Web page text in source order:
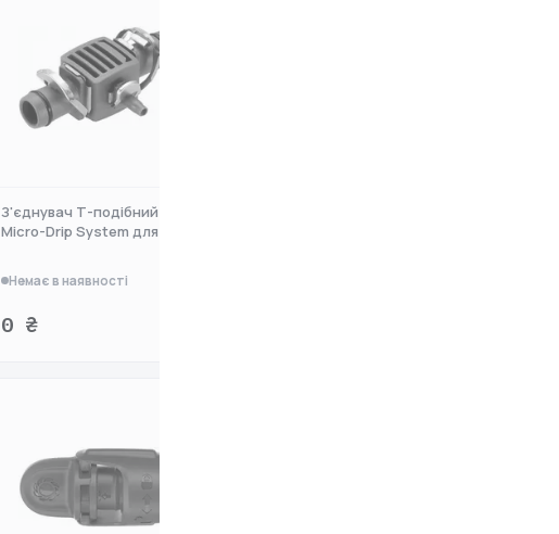
З'єднувач Т-подібний Gardena
Micro-Drip System для ш
Немає в наявності
0 ₴